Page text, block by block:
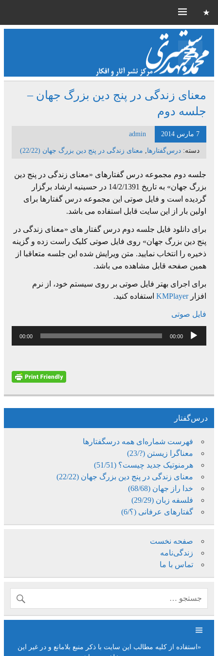
معنای زندگی در پنج دین بزرگ جهان –
جلسه دوم
7 مارس 2014 admin
دسته: درس‌گفتارها معنای زندگی در پنج دین بزرگ جهان (22/22)
جلسه دوم مجموعه درس گفتارهای «معنای زندگی در پنج دین
بزرگ جهان» به تاریخ 14/2/1391 در حسینیه ارشاد برگزار
گردیده است و فایل صوتی این مجموعه درس گفتارها برای
اولین بار از این سایت قابل استفاده می باشد.
برای دانلود فایل جلسه دوم درس گفتار های «معنای زندگی در
پنج دین بزرگ جهان» روی فایل صوتی کلیک راست زده و گزینه
ذخیره را انتخاب نمایید. متن ویرایش شده این جلسه متعاقبا از
همین صفحه قابل مشاهده می باشد.
برای اجرای بهتر فایل صوتی بر روی سیستم خود، از نرم
افزارKMPlayer استفاده کنید.
فایل صوتی
پخش‌کننده
صوت
00:00
00:00
درس‌گفتار
فهرست شماره‌ای همه درسگفتارها
معناگرا زیستن (?/23)
هرمنوتیک جدید چیست؟ (51/51)
معنای زندگی در پنج دین بزرگ جهان (22/22)
خدا راز جهان (68/68)
فلسفه زبان (29/29)
گفتارهای عرفانی (؟/6)
صفحه نخست
زندگی‌نامه
تماس با ما
«استفاده از کلیه مطالب این سایت با ذکر منبع بلامانع و در غیر این